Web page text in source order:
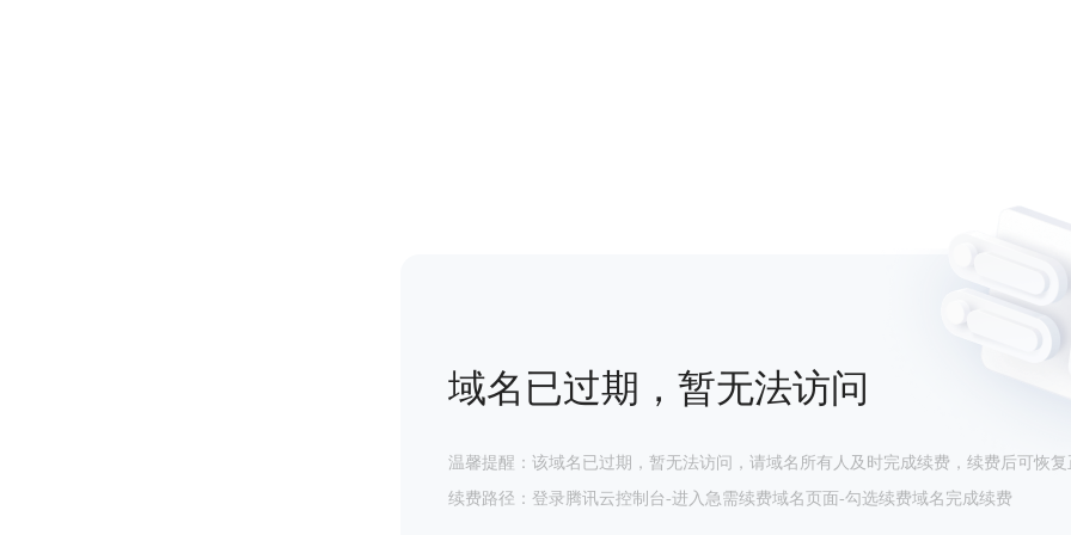
域名已过期，暂无法访问
温馨提醒：该域名已过期，暂无法访问，请域名所有人及时完成续费，续费后可恢复
续费路径：登录腾讯云控制台-进入急需续费域名页面-勾选续费域名完成续费